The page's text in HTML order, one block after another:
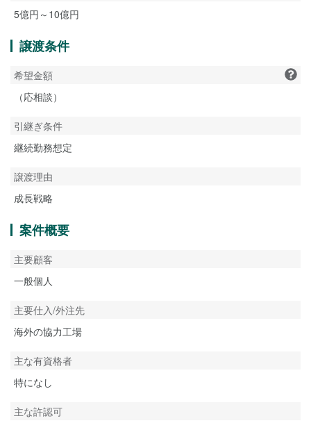
5億円～10億円
譲渡条件
希望金額
（応相談）
引継ぎ条件
継続勤務想定
譲渡理由
成長戦略
案件概要
主要顧客
一般個人
主要仕入/外注先
海外の協力工場
主な有資格者
特になし
主な許認可